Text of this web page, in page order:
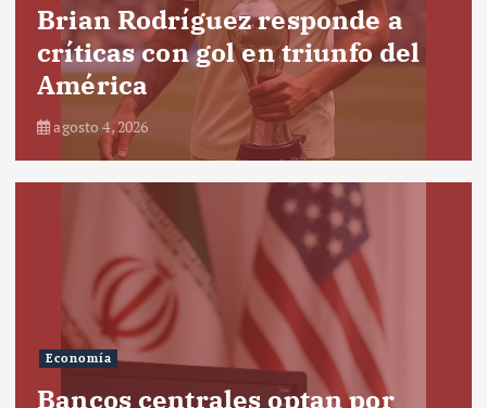
Brian Rodríguez responde a
críticas con gol en triunfo del
América
agosto 4, 2026
Economía
Bancos centrales optan por